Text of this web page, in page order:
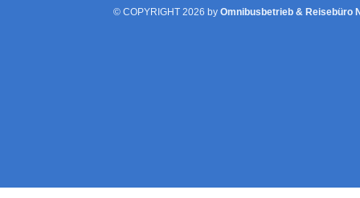
© COPYRIGHT 2026 by Omnibusbetrieb & Reisebüro